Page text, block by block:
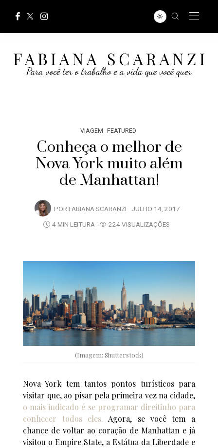
VIAGEM FEATURED
Conheça o melhor de
Nova York muito além
de Manhattan!
POR FABIANA SCARANZI JULHO 14, 2017
4 MIN LEITURA
224 VISUALIZAÇÕES
(Imagem: Shutterstock)
Nova York tem tantos pontos turísticos para
visitar que, ao pisar pela primeira vez na cidade,
o mais indicado é se programar direitinho para
conhecer todos eles. Agora, se você tem a
chance de voltar ao coração de Manhattan e já
visitou o Empire State, a Estátua da Liberdade e